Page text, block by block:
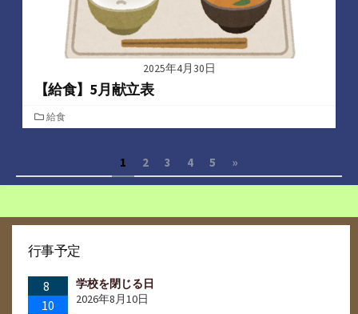
2025年4月30日
【給食】5月献立表
カ
テ
ー
給食
稿
の
ペ
ー
ジ
1 2 3 4 5 »
行事予定
8
10
学校を閉じる日
2026年8月10日